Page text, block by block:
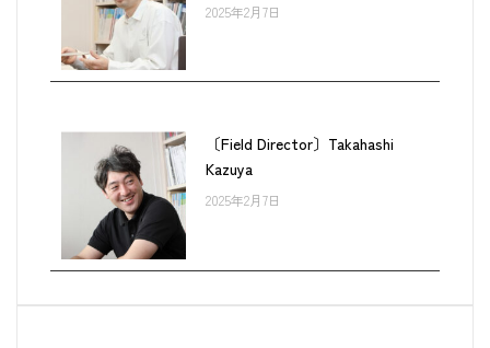
2025年2月7日
〔Field Director〕Takahashi
Kazuya
2025年2月7日